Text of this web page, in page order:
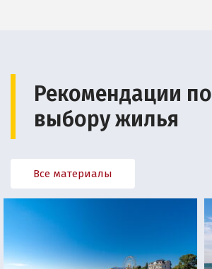
Рекомендации по
выбору жилья
Все материалы